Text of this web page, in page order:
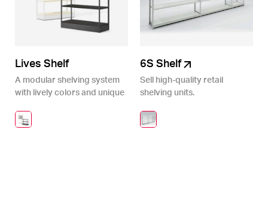
Lives Shelf
A modular shelving system
with lively colors and unique
6S Shelf
Sell high-quality retail
shelving units.